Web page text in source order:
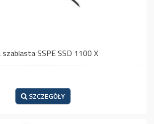
szablasta SSPE SSD 1100 X
SZCZEGÓŁY